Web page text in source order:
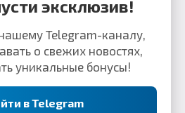
эксклюзив!
Telegram-каналу,
о свежих новостях,
уникальные бонусы!
в Telegram